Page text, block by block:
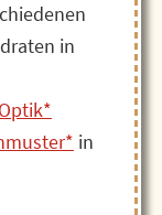
in
in